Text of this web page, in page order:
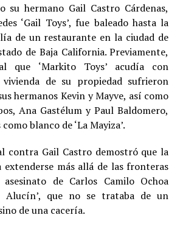
su hermano Gail Castro Cárdenas,
‘Gail Toys’, fue baleado hasta la
de un restaurante en la ciudad de
de Baja California. Previamente,
que ‘Markito Toys’ acudía con
de su propiedad sufrieron
hermanos Kevin y Mayve, así como
Ana Gastélum y Paul Baldomero,
blanco de ‘La Mayiza’.
contra Gail Castro demostró que la
extenderse más allá de las fronteras
de Carlos Camilo Ochoa
Alucín’, que no se trataba de un
de una cacería.